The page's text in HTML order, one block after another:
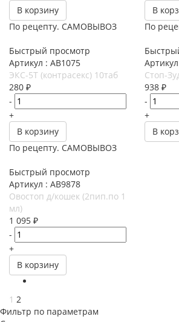
В корзину
В
По рецепту. САМОВЫВОЗ
Быстрый просмотр
Артикул : АВ1075
ЭКС-5Т (контрасекс) 10таб
280 ₽
-
+
В корзину
По
Стоп-
938 ₽
-
+
В
По рецепту. САМОВЫВОЗ
Быстрый просмотр
Артикул : АВ9878
Овостоп д/кошек (2пип.по 1
мл)
1 095 ₽
-
+
В корзину
1 2
Фильтр по параметрам